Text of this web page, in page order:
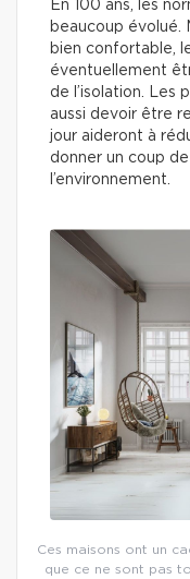
En 100 ans, les
beaucoup évolué.
bien confortable,
éventuellement
de l’isolation. Les
aussi devoir être
jour aideront à
donner un coup
l’environnement.
Ces maisons ont un
que ce ne sont pas